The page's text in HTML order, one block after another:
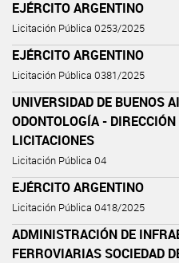
EJÉRCITO ARGENTINO
Licitación Pública 0253/2025
EJÉRCITO ARGENTINO
Licitación Pública 0381/2025
UNIVERSIDAD DE BUENOS
ODONTOLOGÍA -
LICITACIONES
Licitación Pública 04
EJÉRCITO ARGENTINO
Licitación Pública 0418/2025
ADMINISTRACIÓN DE
FERROVIARIAS SOCIEDAD